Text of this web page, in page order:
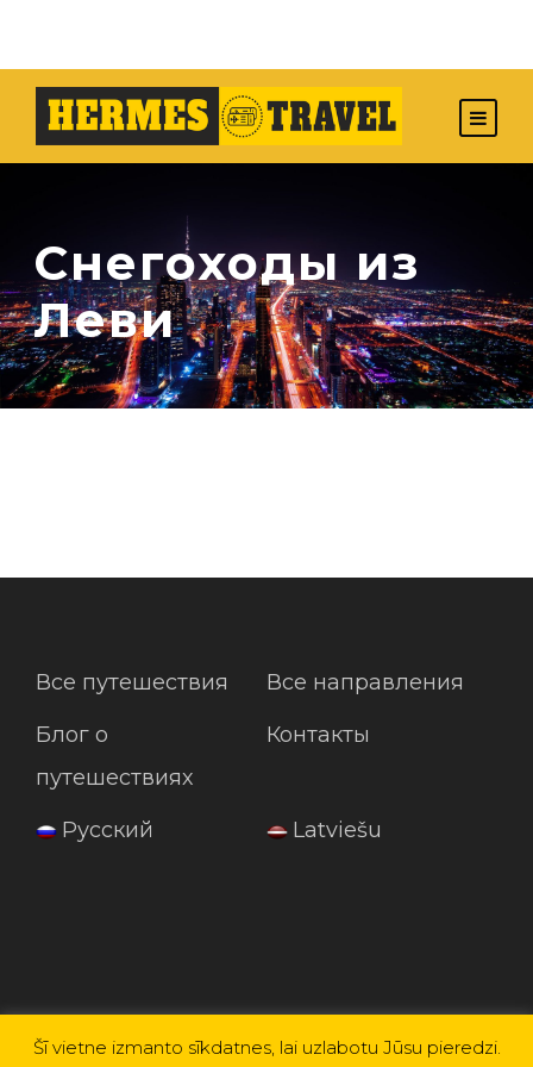
Снегоходы из
Леви
Все путешествия
Все направления
Блог о
путешествиях
Контакты
Русский Latviešu
Šī vietne izmanto sīkdatnes, lai uzlabotu Jūsu pieredzi.